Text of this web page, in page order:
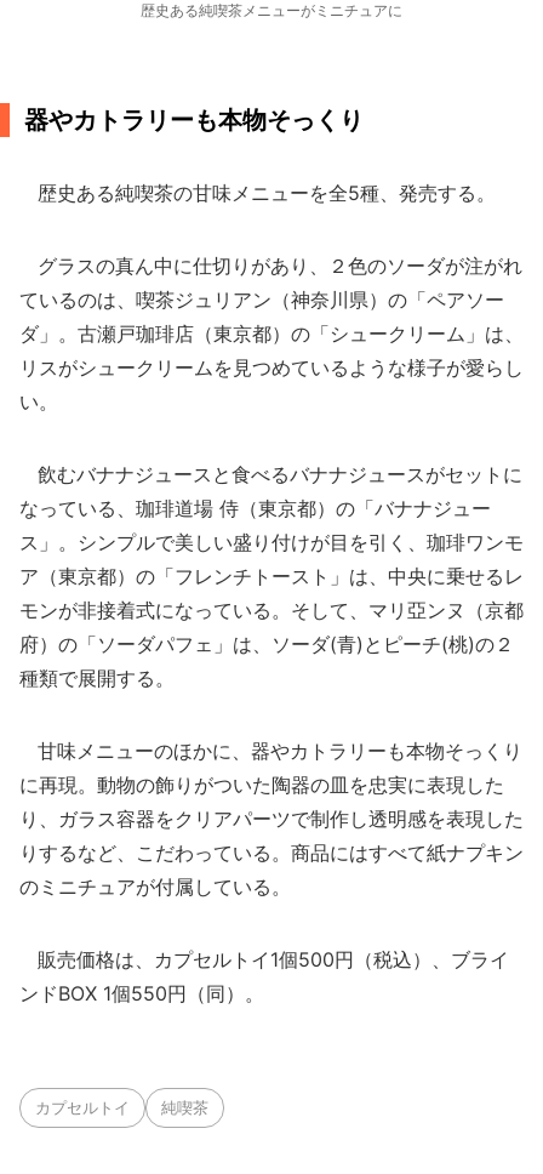
歴史ある純喫茶メニューがミニチュアに
器やカトラリーも本物そっくり
歴史ある純喫茶の甘味メニューを全5種、発売する。
グラスの真ん中に仕切りがあり、２色のソーダが注がれ
ているのは、喫茶ジュリアン（神奈川県）の「ペアソー
ダ」。古瀬戸珈琲店（東京都）の「シュークリーム」は、
リスがシュークリームを見つめているような様子が愛らし
い。
飲むバナナジュースと食べるバナナジュースがセットに
なっている、珈琲道場 侍（東京都）の「バナナジュー
ス」。シンプルで美しい盛り付けが目を引く、珈琲ワンモ
ア（東京都）の「フレンチトースト」は、中央に乗せるレ
モンが非接着式になっている。そして、マリ亞ンヌ（京都
府）の「ソーダパフェ」は、ソーダ(青)とピーチ(桃)の２
種類で展開する。
甘味メニューのほかに、器やカトラリーも本物そっくり
に再現。動物の飾りがついた陶器の皿を忠実に表現した
り、ガラス容器をクリアパーツで制作し透明感を表現した
りするなど、こだわっている。商品にはすべて紙ナプキン
のミニチュアが付属している。
販売価格は、カプセルトイ1個500円（税込）、ブライ
ンドBOX 1個550円（同）。
カプセルトイ 純喫茶